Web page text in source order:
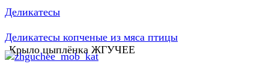
Деликатесы
Деликатесы копченые из мяса птицы
Крыло цыплёнка ЖГУЧЕЕ